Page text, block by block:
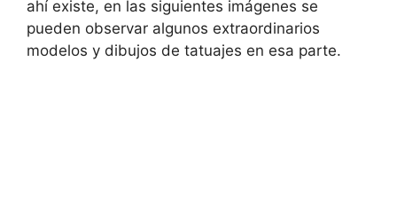
ahí existe, en las siguientes imágenes se
pueden observar algunos extraordinarios
modelos y dibujos de tatuajes en esa parte.